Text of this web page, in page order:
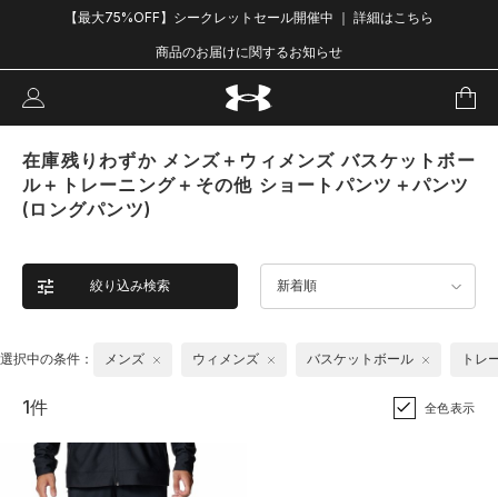
【最大75%OFF】シークレットセール開催中 ｜ 詳細はこちら
商品のお届けに関するお知らせ
在庫残りわずか メンズ＋ウィメンズ バスケットボー
ル＋トレーニング＋その他 ショートパンツ＋パンツ
(ロングパンツ)
絞り込み検索 新着順
選択中の条件： メンズ ウィメンズ バスケットボール トレ
1件 全色表示